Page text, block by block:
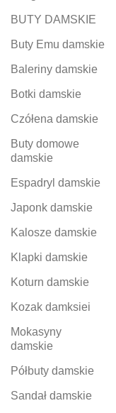
BUTY DAMSKIE
Buty Emu damskie
Baleriny damskie
Botki damskie
Czółena damskie
Buty domowe
damskie
Espadryl damskie
Japonk damskie
Kalosze damskie
Klapki damskie
Koturn damskie
Kozak damksiei
Mokasyny
damskie
Półbuty damskie
Sandał damskie